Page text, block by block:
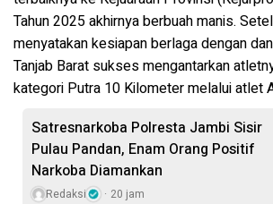
Tahun 2025 akhirnya berbuah manis.
menyatakan kesiapan berlaga dengan
Tanjab Barat sukses mengantarkan
kategori Putra 10 Kilometer melalui atlet
Satresnarkoba Polresta Jambi Sisir
Pulau Pandan, Enam Orang Positif
Narkoba Diamankan
Redaksi 20 jam